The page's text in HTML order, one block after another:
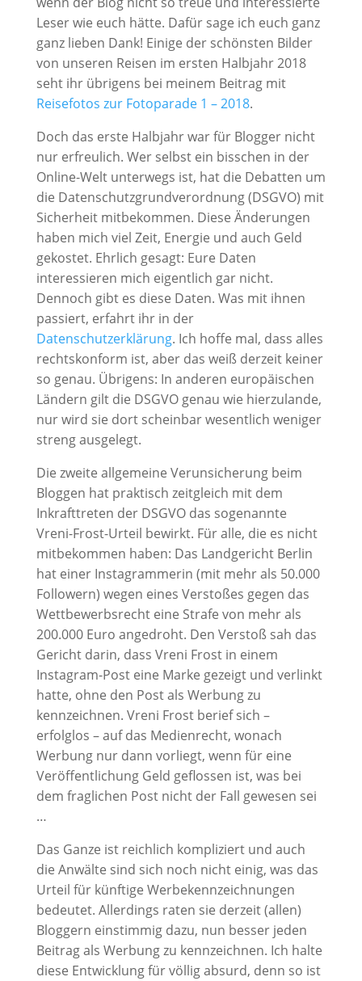
Leser wie euch hätte. Dafür sage ich euch ganz
ganz lieben Dank! Einige der schönsten Bilder
von unseren Reisen im ersten Halbjahr 2018
seht ihr übrigens bei meinem Beitrag mit
Reisefotos zur Fotoparade 1 – 2018.
Doch das erste Halbjahr war für Blogger nicht
nur erfreulich. Wer selbst ein bisschen in der
Online-Welt unterwegs ist, hat die Debatten um
die Datenschutzgrundverordnung (DSGVO) mit
Sicherheit mitbekommen. Diese Änderungen
haben mich viel Zeit, Energie und auch Geld
gekostet. Ehrlich gesagt: Eure Daten
interessieren mich eigentlich gar nicht.
Dennoch gibt es diese Daten. Was mit ihnen
passiert, erfahrt ihr in der
Datenschutzerklärung. Ich hoffe mal, dass alles
rechtskonform ist, aber das weiß derzeit keiner
so genau. Übrigens: In anderen europäischen
Ländern gilt die DSGVO genau wie hierzulande,
nur wird sie dort scheinbar wesentlich weniger
streng ausgelegt.
Die zweite allgemeine Verunsicherung beim
Bloggen hat praktisch zeitgleich mit dem
Inkrafttreten der DSGVO das sogenannte
Vreni-Frost-Urteil bewirkt. Für alle, die es nicht
mitbekommen haben: Das Landgericht Berlin
hat einer Instagrammerin (mit mehr als 50.000
Followern) wegen eines Verstoßes gegen das
Wettbewerbsrecht eine Strafe von mehr als
200.000 Euro angedroht. Den Verstoß sah das
Gericht darin, dass Vreni Frost in einem
Instagram-Post eine Marke gezeigt und verlinkt
hatte, ohne den Post als Werbung zu
kennzeichnen. Vreni Frost berief sich –
erfolglos – auf das Medienrecht, wonach
Werbung nur dann vorliegt, wenn für eine
Veröffentlichung Geld geflossen ist, was bei
dem fraglichen Post nicht der Fall gewesen sei
…
Das Ganze ist reichlich kompliziert und auch
die Anwälte sind sich noch nicht einig, was das
Urteil für künftige Werbekennzeichnungen
bedeutet. Allerdings raten sie derzeit (allen)
Bloggern einstimmig dazu, nun besser jeden
Beitrag als Werbung zu kennzeichnen. Ich halte
diese Entwicklung für völlig absurd, denn so ist